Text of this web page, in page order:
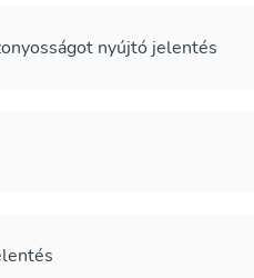
nyújtó jelentés